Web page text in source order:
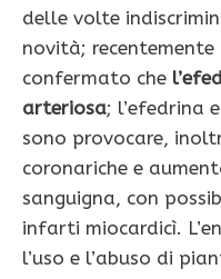
delle volte
novità;
confermato che
arteriosa; l’efedrina
sono provocare,
coro­nariche e
sanguigna, con
infarti miocardicì.
l’uso e l’abuso di